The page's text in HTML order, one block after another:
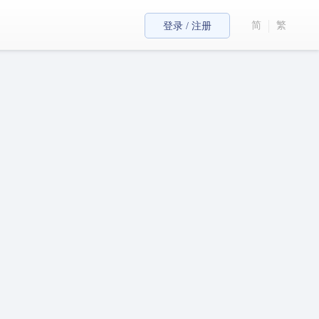
登录 / 注册 简 繁